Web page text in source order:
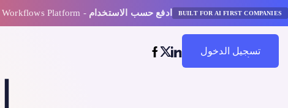
ادفع حسب الاستخدام - AI Model Orchestration and Workflows Platform BUILT FOR AI FIRST COMPANIES
تسجيل الدخول